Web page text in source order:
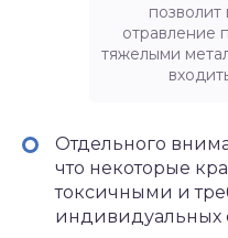
позволит
отравление
тяжелыми
Отдельного
что некоторые
токсичными и
индивидуальных